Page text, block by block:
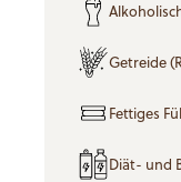
Getreide
Fettiges
Diät- und